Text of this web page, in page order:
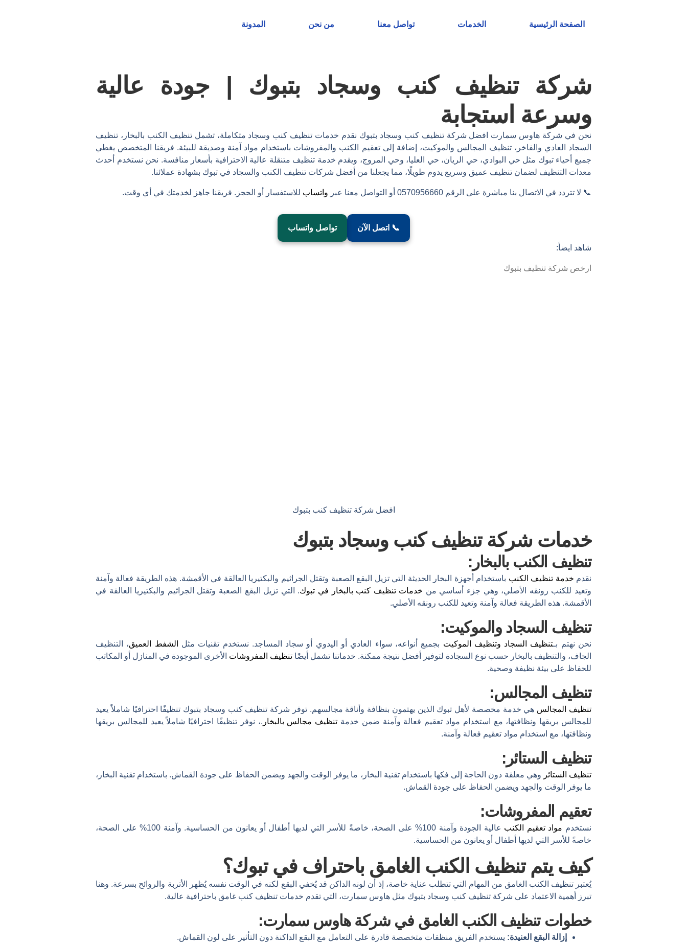
الصفحة الرئيسية الخدمات تواصل معنا من نحن المدونة
شركة تنظيف كنب وسجاد بتبوك | جودة عالية
وسرعة استجابة
نحن في شركة هاوس سمارت افضل شركة تنظيف كنب وسجاد بتبوك نقدم خدمات تنظيف كنب وسجاد متكاملة، تشمل تنظيف الكنب بالبخار، تنظيف
السجاد العادي والفاخر، تنظيف المجالس والموكيت، إضافة إلى تعقيم الكنب والمفروشات باستخدام مواد آمنة وصديقة للبيئة. فريقنا المتخصص يغطي
جميع أحياء تبوك مثل حي البوادي، حي الريان، حي العليا، وحي المروج، ويقدم خدمة تنظيف متنقلة عالية الاحترافية بأسعار منافسة. نحن نستخدم أحدث
معدات التنظيف لضمان تنظيف عميق وسريع يدوم طويلًا، مما يجعلنا من أفضل شركات تنظيف الكنب والسجاد في تبوك بشهادة عملائنا.
📞 لا تتردد في الاتصال بنا مباشرة على الرقم 0570956660 أو التواصل معنا عبر واتساب للاستفسار أو الحجز. فريقنا جاهز لخدمتك في أي وقت.
📞 اتصل الآن تواصل واتساب
شاهد ايضأ:
ارخص شركة تنظيف بتبوك
افضل شركة تنظيف كنب بتبوك
خدمات شركة تنظيف كنب وسجاد بتبوك
تنظيف الكنب بالبخار:
نقدم خدمة تنظيف الكنب باستخدام أجهزة البخار الحديثة التي تزيل البقع الصعبة وتقتل الجراثيم والبكتيريا العالقة في الأقمشة. هذه الطريقة فعالة وآمنة
وتعيد للكنب رونقه الأصلي، وهي جزء أساسي من خدمات تنظيف كنب بالبخار في تبوك. التي تزيل البقع الصعبة وتقتل الجراثيم والبكتيريا العالقة في
الأقمشة. هذه الطريقة فعالة وآمنة وتعيد للكنب رونقه الأصلي.
تنظيف السجاد والموكيت:
نحن نهتم بـتنظيف السجاد وتنظيف الموكيت بجميع أنواعه، سواء العادي أو اليدوي أو سجاد المساجد. نستخدم تقنيات مثل الشفط العميق، التنظيف
الجاف، والتنظيف بالبخار حسب نوع السجادة لتوفير أفضل نتيجة ممكنة. خدماتنا تشمل أيضًا تنظيف المفروشات الأخرى الموجودة في المنازل أو المكاتب
للحفاظ على بيئة نظيفة وصحية.
تنظيف المجالس:
تنظيف المجالس هي خدمة مخصصة لأهل تبوك الذين يهتمون بنظافة وأناقة مجالسهم. توفر شركة تنظيف كنب وسجاد بتبوك تنظيفًا احترافيًا شاملاً يعيد
للمجالس بريقها ونظافتها، مع استخدام مواد تعقيم فعالة وآمنة ضمن خدمة تنظيف مجالس بالبخار .، نوفر تنظيفًا احترافيًا شاملاً يعيد للمجالس بريقها
ونظافتها، مع استخدام مواد تعقيم فعالة وآمنة.
تنظيف الستائر:
تنظيف الستائر وهي معلقة دون الحاجة إلى فكها باستخدام تقنية البخار، ما يوفر الوقت والجهد ويضمن الحفاظ على جودة القماش. باستخدام تقنية البخار،
ما يوفر الوقت والجهد ويضمن الحفاظ على جودة القماش.
تعقيم المفروشات:
نستخدم مواد تعقيم الكنب
عالية الجودة وآمنة 100% على الصحة، خاصةً للأسر التي لديها أطفال أو يعانون من الحساسية. وآمنة 100% على الصحة،
خاصةً للأسر التي لديها أطفال أو يعانون من الحساسية.
كيف يتمتنظيف الكنب الغامق باحتراففيتبوك؟
يُعتبر تنظيف الكنب الغامق من المهام التي تتطلب عناية خاصة، إذ أن لونه الداكن قديُخفي البقع لكنه في الوقت نفسهيُظهر الأتربة والروائح بسرعة. وهنا
تبرز
أهمية الاعتماد على شركة تنظيف كنب وسجاد بتبوك مثل هاوس سمارت، التي تقدم خدمات تنظيف كنب غامق باحترافية عالية.
خطواتتنظيف الكنب الغامقفيشركةهاوسسمارت:
إزالة البقع العنيدة: يستخدم الفريق منظفات متخصصة قادرة على التعامل مع البقع الداكنة دون التأثير على لون القماش.